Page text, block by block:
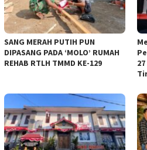
SANG MERAH PUTIH PUN
DIPASANG PADA ‘MOLO’ RUMAH
REHAB RTLH TMMD KE-129